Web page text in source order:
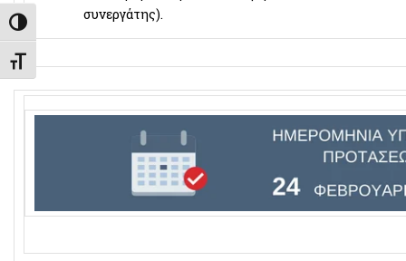
Εναλλαγή Υψηλής Αντίθεσης
Εναλλαγή Μεγέθους Γραμμάτων
συνεργάτης).